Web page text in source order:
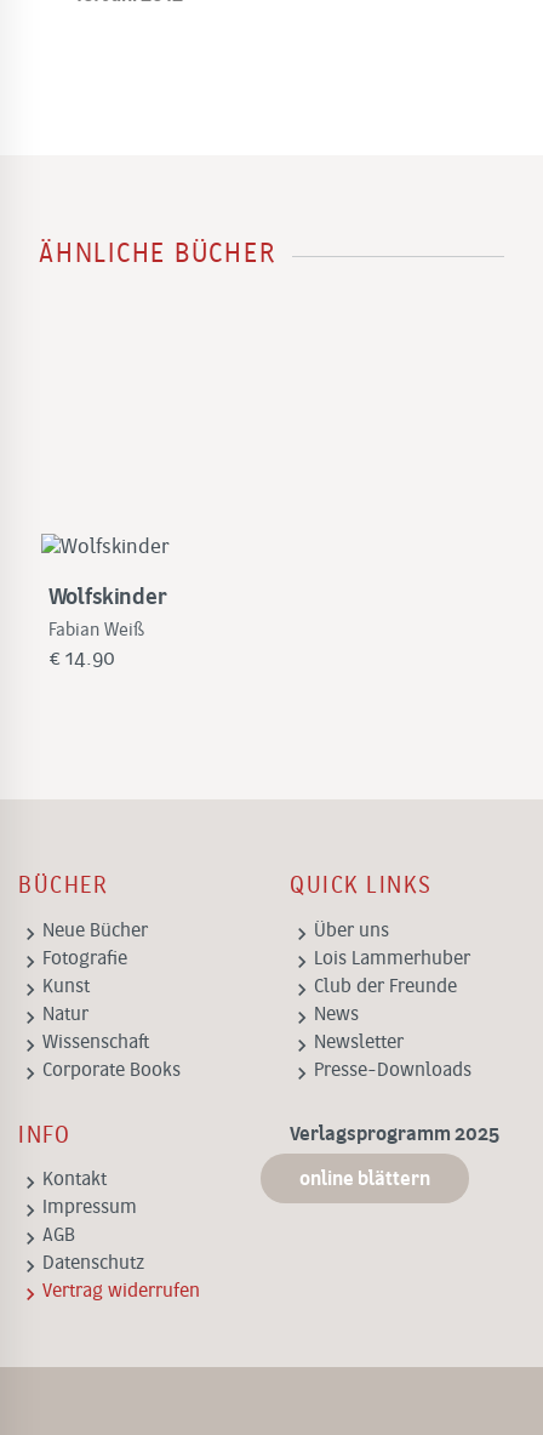
ÄHNLICHE BÜCHER
Wolfskinder
Fabian Weiß
€ 14.90
BÜCHER
keyboard_arrow_right Neue Bücher
keyboard_arrow_right Fotografie
keyboard_arrow_right Kunst
keyboard_arrow_right Natur
keyboard_arrow_right Wissenschaft
keyboard_arrow_right Corporate Books
QUICK LINKS
keyboard_arrow_right Über uns
keyboard_arrow_right Lois Lammerhuber
keyboard_arrow_right Club der Freunde
keyboard_arrow_right News
keyboard_arrow_right Newsletter
keyboard_arrow_right Presse-Downloads
INFO
keyboard_arrow_right Kontakt
keyboard_arrow_right Impressum
keyboard_arrow_right AGB
keyboard_arrow_right Datenschutz
keyboard_arrow_right Vertrag widerrufen
Verlagsprogramm 2025
online blättern